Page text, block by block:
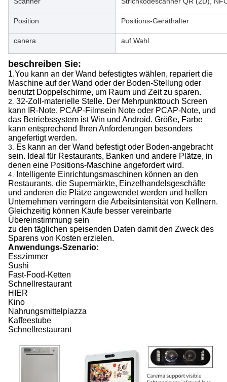
Position Positions-Geräthalter
canera auf Wahl
beschreiben Sie:
1.You kann an der Wand befestigtes wählen, repariert die
Maschine auf der Wand oder der Boden-Stellung oder
benutzt Doppelschirme, um Raum und Zeit zu sparen.
2. 32-Zoll-materielle Stelle. Der Mehrpunkttouch Screen
kann IR-Note, PCAP-Filmsein Note oder PCAP-Note, und
das Betriebssystem ist Win und Android. Größe, Farbe
kann entsprechend Ihren Anforderungen besonders
angefertigt werden.
3.
Es kann an der Wand befestigt oder Boden-angebracht
sein. Ideal für Restaurants, Banken und andere Plätze, in
denen eine Positions-Maschine angefordert wird.
4.
Intelligente Einrichtungsmaschinen können an den
Restaurants, die Supermärkte, Einzelhandelsgeschäfte
und anderen die Plätze angewendet werden und helfen
Unternehmen verringern die Arbeitsintensität von Kellnern.
Gleichzeitig können Käufe besser vereinbarte
Übereinstimmung sein
zu den täglichen speisenden Daten damit den Zweck des
Sparens von Kosten erzielen.
Anwendungs-Szenario:
Esszimmer
Sushi
Fast-Food-Ketten
Schnellrestaurant
HIER
Kino
Nahrungsmittelpiazza
Kaffeestube
Schnellrestaurant